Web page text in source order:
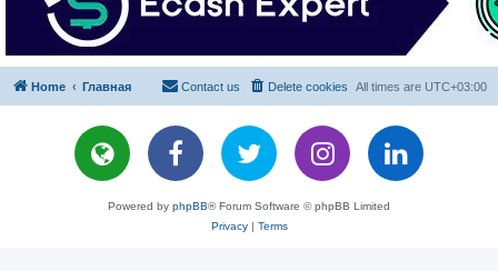
Home Главная All times are UTC+03:00
Delete cookies
Contact us
Powered by phpBB® Forum Software © phpBB Limited
Privacy| Terms